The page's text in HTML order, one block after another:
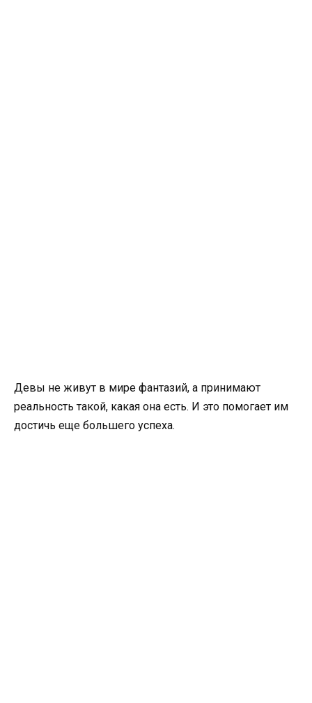
Девы не живут в мире фантазий, а принимают
реальность такой, какая она есть. И это помогает им
достичь еще большего успеха.